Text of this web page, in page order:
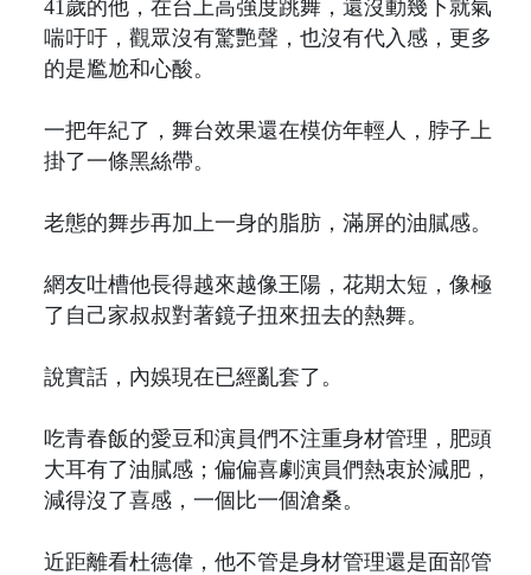
41歲的他，在台上高強度跳舞，還沒動幾下就氣
喘吁吁，觀眾沒有驚艷聲，也沒有代入感，更多
的是尷尬和心酸。
一把年紀了，舞台效果還在模仿年輕人，脖子上
掛了一條黑絲帶。
老態的舞步再加上一身的脂肪，滿屏的油膩感。
網友吐槽他長得越來越像王陽，花期太短，像極
了自己家叔叔對著鏡子扭來扭去的熱舞。
說實話，內娛現在已經亂套了。
吃青春飯的愛豆和演員們不注重身材管理，肥頭
大耳有了油膩感；偏偏喜劇演員們熱衷於減肥，
減得沒了喜感，一個比一個滄桑。
近距離看杜德偉，他不管是身材管理還是面部管